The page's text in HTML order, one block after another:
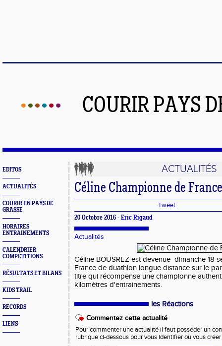
COURIR PAYS
EDITOS
ACTUALITÉS
COURIR EN PAYS DE
GRASSE
HORAIRES
ENTRAINEMENTS
CALENDRIER
COMPÉTITIONS
RÉSULTATS ET BILANS
KIDS TRAIL
RECORDS
LIENS
ACTUALITÉS
Céline Championne de France
Tweet
20 Octobre 2016 - Eric Rigaud
Actualités
Céline BOUSREZ est devenue dimanche 18
France de duathlon longue distance sur le
titre qui récompense une championne
kilomètres d'entrainements.
les Réactions
Commentez cette actualité
Pour commenter une actualité il faut posséder un
rubrique ci-dessous pour vous identifier ou vous